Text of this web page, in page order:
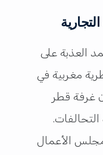
العذبة على
مغربية في
غرفة قطر
الأعمال